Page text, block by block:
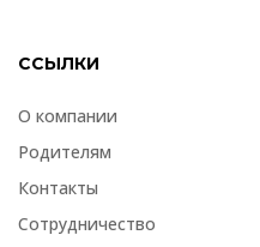
ССЫЛКИ
О компании
Родителям
Контакты
Сотрудничество